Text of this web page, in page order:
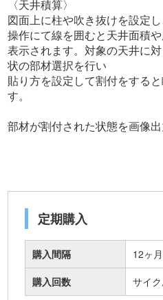
〈天井積算〉
図面上に柱や吹き抜けを設定
操作にて線を囲むと天井面積
表示されます。対象の天井に
状の部材選択を行い
貼り方を設定して割付をする
す。
部材が割付された状態を画像出
定期購入
購入間隔
12ヶ
購入回数
サイ